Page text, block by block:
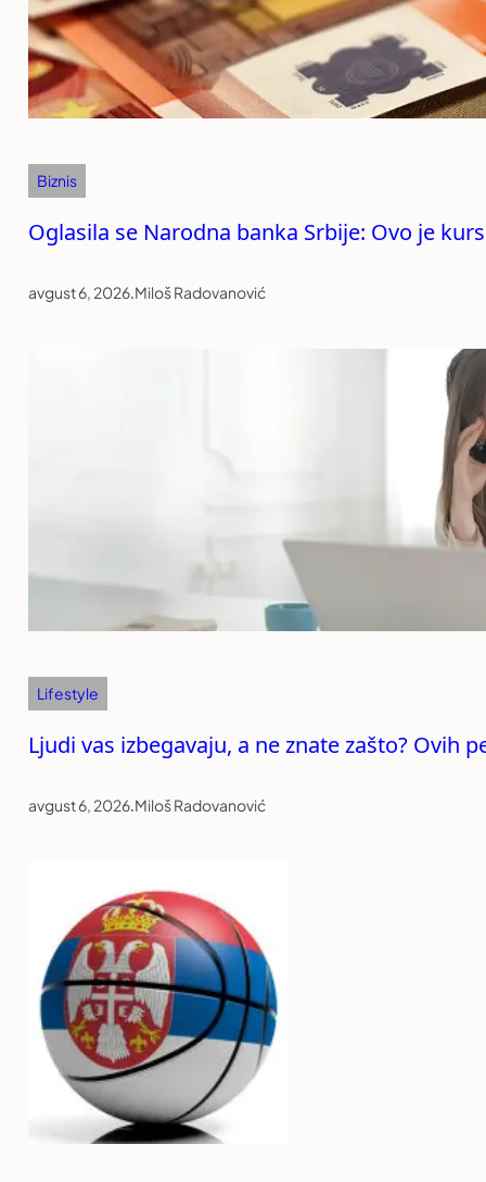
Biznis
Oglasila se Narodna banka Srbije: Ovo je
avgust 6, 2026.Miloš Radovanović
Lifestyle
Ljudi vas izbegavaju, a ne znate zašto?
avgust 6, 2026.Miloš Radovanović